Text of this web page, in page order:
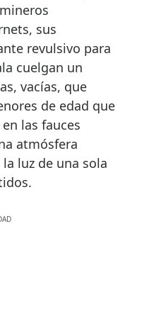
sus
revulsivo para
cuelgan un
vacías, que
de edad que
las fauces
atmósfera
luz de una sola